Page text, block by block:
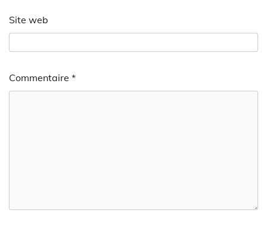
Site web
Commentaire *